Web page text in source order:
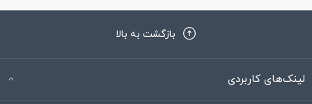
بازگشت به بالا
لینک‌های کاربردی